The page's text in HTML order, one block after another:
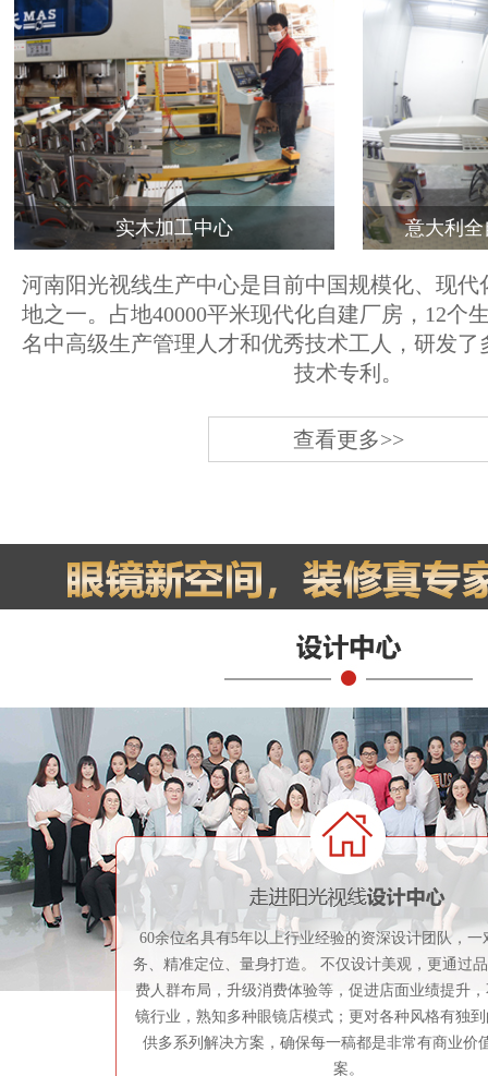
实木加工中心 意大利
河南阳光视线生产中心是目前中国规模化、现代
地之一。占地40000平米现代化自建厂房，12个
名中高级生产管理人才和优秀技术工人，研发了
技术专利。
查看更多>>
60余位名具有5年以上行业经验的资深设计团队，一
务、精准定位、量身打造。 不仅设计美观，更通过
费人群布局，升级消费体验等，促进店面业绩提升
镜行业，熟知多种眼镜店模式；更对各种风格有独
供多系列解决方案，确保每一稿都是非常有商业价
案。